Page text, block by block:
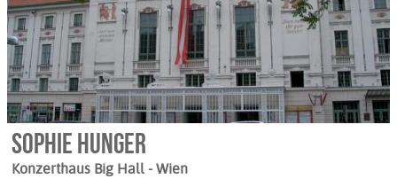
Sophie Hunger
Konzerthaus Big Hall - Wien